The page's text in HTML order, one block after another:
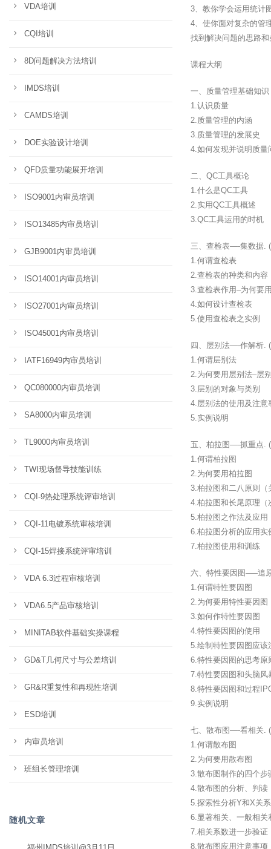
3、教你学会运用统计
4、使你面对复杂的管
找到解决问题的思路和
课程大纲
一、质量管理基础知识
1.认识质量
2.质量管理的内涵
3.质量管理的发展史
4.如何发现并说明质量
二、QC工具概论
1.什么是QC工具
2.实用QC工具概述
3.QC工具运用的时机
三、查检表—-集数据.
1.何谓查检表
2.查检表的种类和内容
3.查检表作用–为何要
4.如何设计查检表
5.使用查检表之实例
四、层别法—-作解析.
1.何谓层别法
2.为何要用层别法–层
3.层别的对象与类别
4.层别法的使用及注意
5.实例说明
五、柏拉图—-抓重点. (
1.何谓柏拉图
2.为何要用柏拉图
3.柏拉图和二八原则
4.柏拉图和长尾原理
5.柏拉图之作法及应用
6.柏拉图分析的应用实
7.柏拉图使用和训练
六、特性要因图—–追
1.何谓特性要因图
2.为何要用特性要因图
3.如何作特性要因图
4.特性要因图的使用
5.绘制特性要因图应该
6.特性要因图的思考原
7.特性要因图和头脑风
8.特性要因图和过程
9.实例说明
七、散布图—-看相关.
1.何谓散布图
2.为何要用散布图
3.散布图制作的四个步
4.散布图的分析、判读
5.探索性分析Y和X关系
6.显著相关、一般相关
7.相关系数进一步验证
8.散布图应用注意事项
VDA培训
CQI培训
8D问题解决方法培训
IMDS培训
CAMDS培训
DOE实验设计培训
QFD质量功能展开培训
ISO9001内审员培训
ISO13485内审员培训
GJB9001内审员培训
ISO14001内审员培训
ISO27001内审员培训
ISO45001内审员培训
IATF16949内审员培训
QC080000内审员培训
SA8000内审员培训
TL9000内审员培训
TWI现场督导技能训练
CQI-9热处理系统评审培训
CQI-11电镀系统审核培训
CQI-15焊接系统评审培训
VDA 6.3过程审核培训
VDA6.5产品审核培训
MINITAB软件基础实操课程
GD&T几何尺寸与公差培训
GR&R重复性和再现性培训
ESD培训
内审员培训
班组长管理培训
随机文章